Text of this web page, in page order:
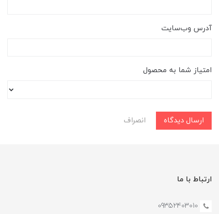
آدرس وب‌سایت
امتیاز شما به محصول
ارسال دیدگاه انصراف
ارتباط با ما
09352403010